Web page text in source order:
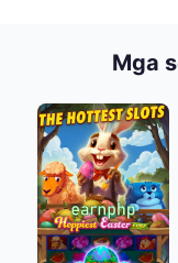
Mga